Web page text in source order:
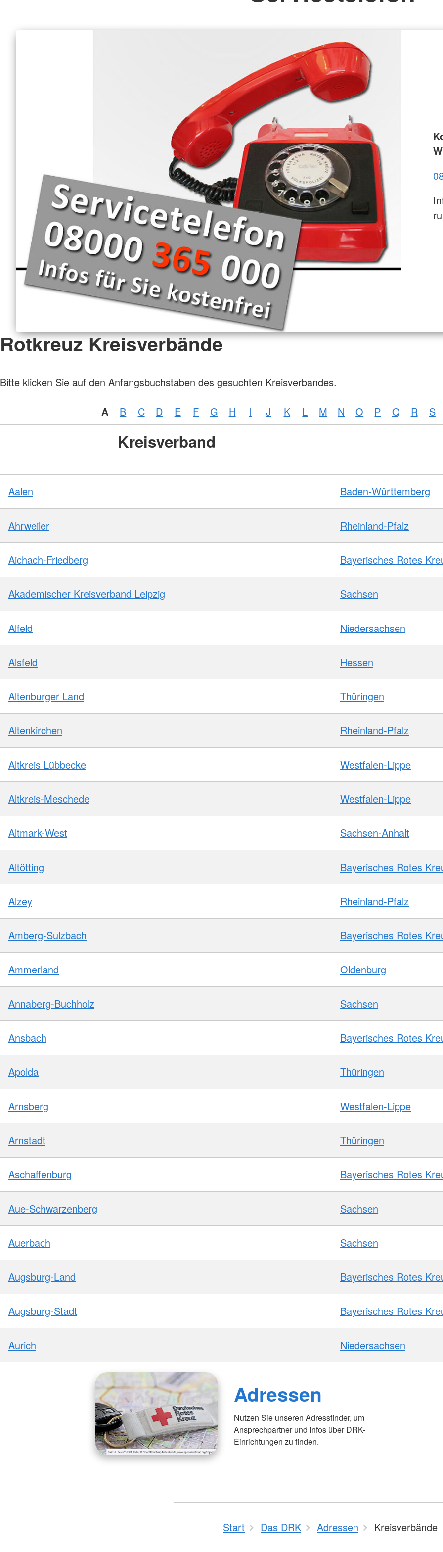
Rotkreuz Kreisverbände
Bitte klicken Sie auf den Anfangsbuchstaben des gesuchten Kreisverbandes.
A B C D E F G H I J K L M N O P Q R S
Kreisverband
Aalen Baden-Württemberg
Ahrweiler Rheinland-Pfalz
Aichach-Friedberg Bayerisches Rotes
Akademischer Kreisverband Leipzig Sachsen
Alfeld Niedersachsen
Alsfeld Hessen
Altenburger Land Thüringen
Altenkirchen Rheinland-Pfalz
Altkreis Lübbecke Westfalen-Lippe
Altkreis-Meschede Westfalen-Lippe
Altmark-West Sachsen-Anhalt
Altötting Bayerisches Rotes
Alzey Rheinland-Pfalz
Amberg-Sulzbach Bayerisches Rotes
Ammerland Oldenburg
Annaberg-Buchholz Sachsen
Ansbach Bayerisches Rotes
Apolda Thüringen
Arnsberg Westfalen-Lippe
Arnstadt Thüringen
Aschaffenburg Bayerisches Rotes
Aue-Schwarzenberg Sachsen
Auerbach Sachsen
Augsburg-Land Bayerisches Rotes
Augsburg-Stadt Bayerisches Rotes
Aurich Niedersachsen
Adressen
Nutzen Sie unseren Adressfinder, um
Ansprechpartner und Infos über DRK-
Einrichtungen zu finden.
Start Das DRK Adressen Kreisverbände